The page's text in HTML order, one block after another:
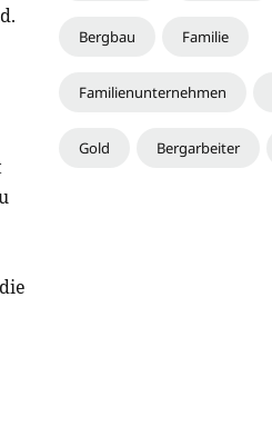
Bergbau Familie
Familienunternehmen
Gold Bergarbeiter